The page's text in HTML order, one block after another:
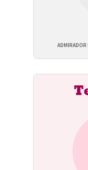
ADMIRADOR